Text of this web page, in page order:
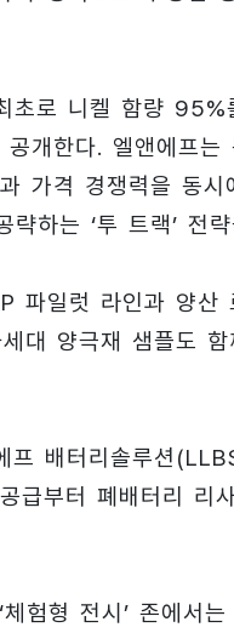
초로 니켈 함량
개한다. 엘앤에프
가격 경쟁력을 동
하는 ‘투 트랙’ 전
파일럿 라인과 양
대 양극재 샘플도
프 배터리솔루션
급부터 폐배터리 리
험형 전시’ 존에서